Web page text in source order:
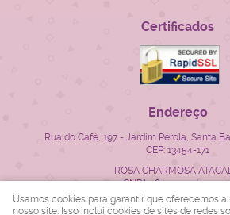
Certificados
Endereço
Rua do Café, 197 - Jardim Pérola, Santa
CEP: 13454-171
ROSA CHARMOSA
CNPJ: 28.522.715/0001-
Usamos cookies para garantir que oferecemos
nosso site. Isso inclui cookies de sites de redes